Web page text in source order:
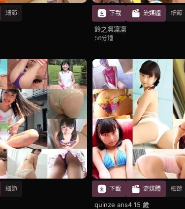
細節 下載 流媒體 細節
鈴之凜凜凜
56分鐘
細節 下載 流媒體 細節
quinze ans4 15 歲